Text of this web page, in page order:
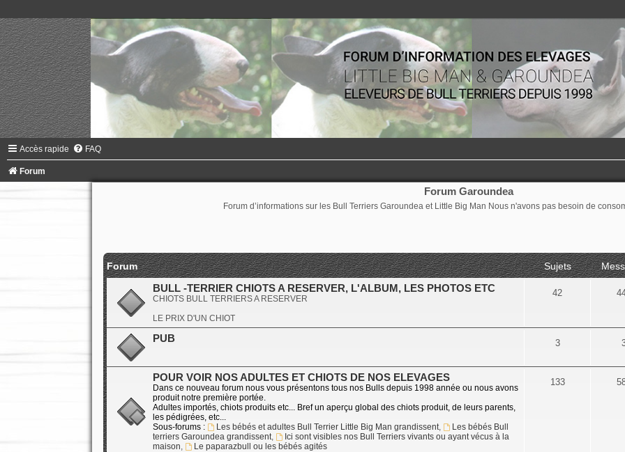
Accès rapide FAQ
Forum
Forum Garoundea
Forum d’informations sur les Bull Terriers Garoundea et Little Big Man Nous n'avons pas besoin de
Forum Sujets
BULL -TERRIER CHIOTS A RESERVER, L'ALBUM, LES PHOTOS ETC
CHIOTS BULL TERRIERS A RESERVER
LE PRIX D'UN CHIOT
42
PUB 3
POUR VOIR NOS ADULTES ET CHIOTS DE NOS ELEVAGES
Dans ce nouveau forum nous vous présentons tous nos Bulls depuis 1998 année ou nous avons
produit notre première portée.
Adultes importés, chiots produits etc... Bref un aperçu global des chiots produit, de leurs parents,
les pédigrées, etc...
Sous-forums :
Les bébés et adultes Bull Terrier Little Big Man grandissent,
Les bébés Bull
terriers Garoundea grandissent,
Ici sont visibles nos Bull Terriers vivants ou ayant vécus à la
maison, Le paparazbull ou les bébés agités
133